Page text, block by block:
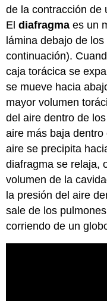
de la contracción de
Eldiafragma es un
lámina debajo de
continuación).
caja torácica se
se mueve hacia
mayor volumen
del aire dentro de
aire más baja
aire se precipita
diafragma se relaja,
volumen de la
la presión del aire
sale de los
corriendo de un